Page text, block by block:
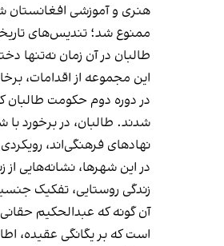
هنری و آموزشی افغانستان
ممنوع شد؛ تندیس‌های
طالبان در آن زمان نه‌تنها
این مجموعه از اقدامات،
شدند. طالبان، در برخورد
نهادهای فرهنگی‌اند،
در این شهرها، نشانه‌هایی
زندگی روستایی، تفکیک
آن گونه که عبدالحکیم
است که بر یگانگی عقیده،